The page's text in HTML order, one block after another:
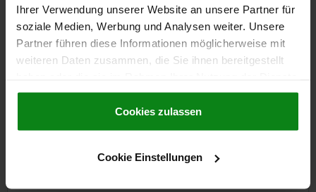
Ihrer Verwendung unserer Website an unsere Partner für
soziale Medien, Werbung und Analysen weiter. Unsere
Partner führen diese Informationen möglicherweise mit
weiteren Daten zusammen, die Sie ihnen bereitgestellt
gesammelt haben.Cookie Richtlinien
Datenschutz|AGB
Cookies zulassen
Cookie Einstellungen
Arretierbolzen Stahl mit Kunststoff-Pilzgriff und